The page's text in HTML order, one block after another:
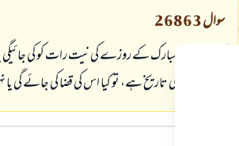
سوال26863
كيا رمضان المبارك كے روزے كى نيت رات كو كى
رمضان كى پہلى تاريخ ہے، تو كيا اس كى قضا كى جائے گى يا